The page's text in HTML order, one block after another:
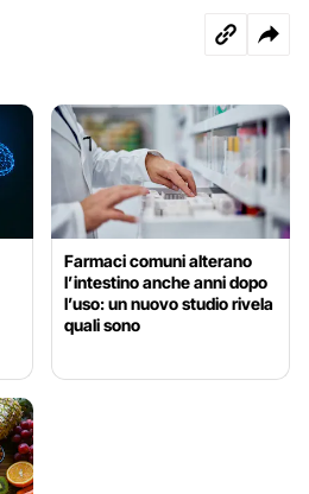
Farmaci comuni alterano
l’intestino anche anni dopo
l’uso: un nuovo studio rivela
quali sono